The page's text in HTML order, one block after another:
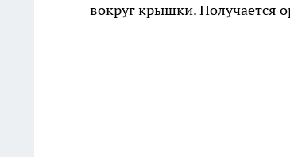
вокруг крышки. Получается